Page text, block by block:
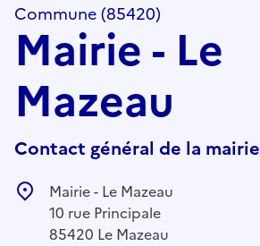
Commune (85420)
Mairie - Le
Mazeau
Contact général de la mairie
Mairie - Le Mazeau
10 rue Principale
85420 Le Mazeau